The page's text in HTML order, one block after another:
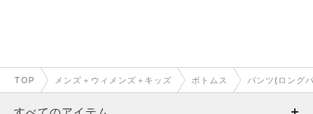
TOP メンズ＋ウィメンズ＋キッズ ボトムス パンツ(ロング